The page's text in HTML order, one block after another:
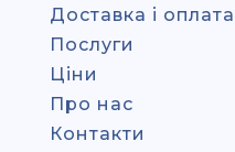
Доставка і оплата
Послуги
Ціни
Про нас
Контакти